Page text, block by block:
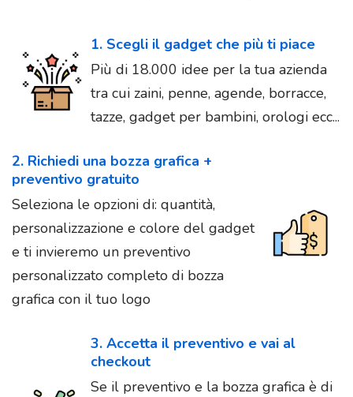
1. Scegli il gadget che più ti piace
Più di 18.000 idee per la tua azienda
tra cui zaini, penne, agende, borracce,
tazze, gadget per bambini, orologi ecc...
2. Richiedi una bozza grafica +
preventivo gratuito
Seleziona le opzioni di: quantità,
personalizzazione e colore del gadget
e ti invieremo un preventivo
personalizzato completo di bozza
grafica con il tuo logo
3. Accetta il preventivo e vai al
checkout
Se il preventivo e la bozza grafica è di